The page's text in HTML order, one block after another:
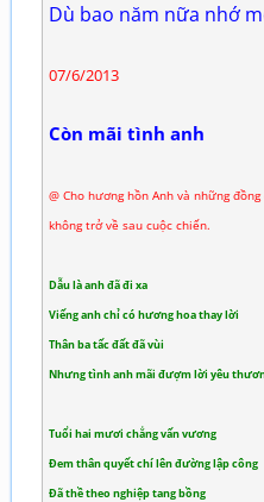
Dù bao năm nữa nhớ
07/6/2013
Còn mãi tình anh
@ Cho hương hồn Anh và những đồng
không trở về sau cuộc chiến.
Dẫu là anh đã đi xa
Viếng anh chỉ có hương hoa thay lời
Thân ba tấc đất đã vùi
Nhưng tình anh mãi đượm lời yêu
Tuổi hai mươi chẳng vấn vương
Đem thân quyết chí lên đường lập công
Đã thề theo nghiệp tang bồng